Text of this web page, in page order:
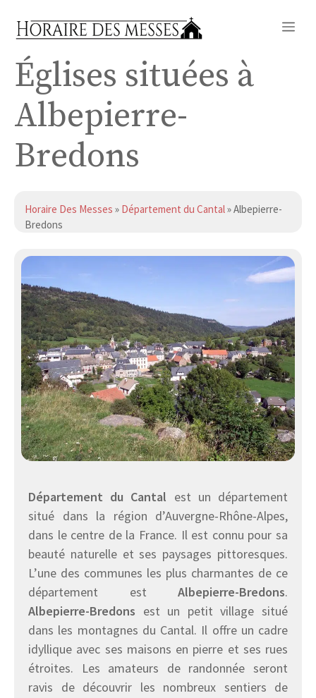
Églises situées à
Albepierre-
Bredons
Horaire Des Messes » Département du Cantal» Albepierre-
Bredons
Département du Cantal est un département
situé dans la région d’Auvergne-Rhône-Alpes,
dans le centre de la France. Il est connu pour sa
beauté naturelle et ses paysages pittoresques.
L’une des communes les plus charmantes de ce
département est Albepierre-Bredons.
Albepierre-Bredons est un petit village situé
dans les montagnes du Cantal. Il offre un cadre
idyllique avec ses maisons en pierre et ses rues
étroites. Les amateurs de randonnée seront
ravis de découvrir les nombreux sentiers de